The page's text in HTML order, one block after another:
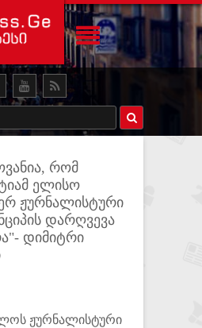
რომ
ელისო
ჟურნალისტური
დარღვევა
დიმიტრი
ჟურნალისტური